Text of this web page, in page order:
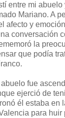
entre mi
Mariano. A
afecto y
conversación
la
que podía
fue
ejerció de
él estaba en
para